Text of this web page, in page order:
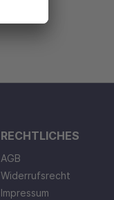
RECHTLICHES
AGB
Widerrufsrecht
Impressum